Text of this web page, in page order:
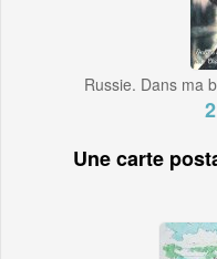
Russie. Dans ma
Une carte